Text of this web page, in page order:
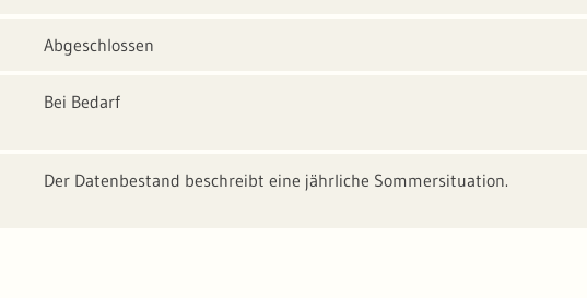
Abgeschlossen
Bei Bedarf
Der Datenbestand beschreibt eine jährliche Sommersituation.